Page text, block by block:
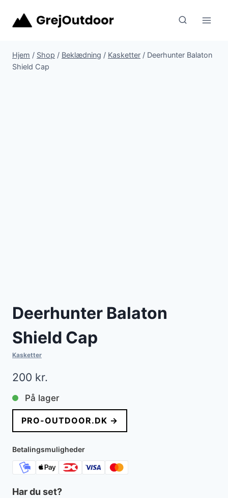
Hjem / Shop / Beklædning / Kasketter / Deerhunter Balaton
Shield Cap
Deerhunter Balaton
Shield Cap
Kasketter
200 kr.
På lager
PRO-OUTDOOR.DK →
Betalingsmuligheder
Har du set?